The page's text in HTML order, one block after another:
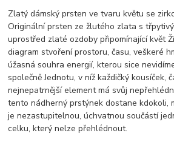
Zlatý dámský prsten ve tvaru květu se
Originální prsten ze žlutého zlata s
uprostřed zlaté ozdoby připomínající květ
diagram stvoření prostoru, času, veškeré
úžasná souhra energií, kterou sice
společně Jednotu, v níž každičký kousíček,
nejnepatrnější element má svůj
tento nádherný prstýnek dostane kdokoli,
je nezastupitelnou, úchvatnou součástí
celku, který nelze přehlédnout.